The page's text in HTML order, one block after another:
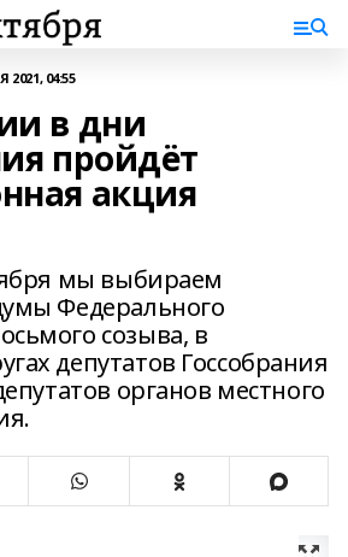
2021, 04:55
в дни
пройдёт
акция
мы выбираем
Федерального
созыва, в
депутатов Госсобрания
органов местного